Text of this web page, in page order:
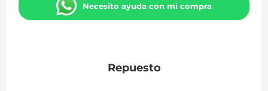
Necesito ayuda con mi compra
Repuesto